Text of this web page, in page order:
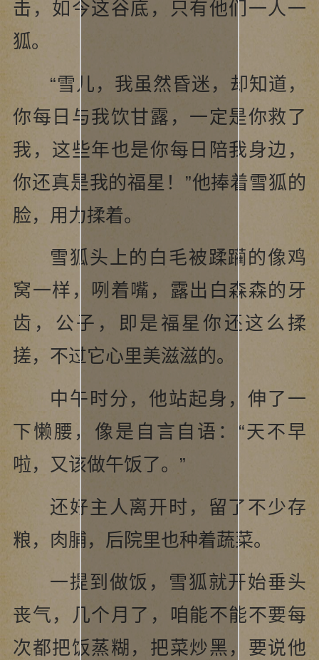
击，如今这谷底，只有他们一人一
狐。
“雪儿，我虽然昏迷，却知道，
你每日与我饮甘露，一定是你救了
我，这些年也是你每日陪我身边，
你还真是我的福星！”他捧着雪狐的
脸，用力揉着。
雪狐头上的白毛被蹂躏的像鸡
窝一样，咧着嘴，露出白森森的牙
齿，公子，即是福星你还这么揉
搓，不过它心里美滋滋的。
中午时分，他站起身，伸了一
下懒腰，像是自言自语：“天不早
啦，又该做午饭了。”
还好主人离开时，留了不少存
粮，肉脯，后院里也种着蔬菜。
一提到做饭，雪狐就开始垂头
丧气，几个月了，咱能不能不要每
次都把饭蒸糊，把菜炒黑，要说他